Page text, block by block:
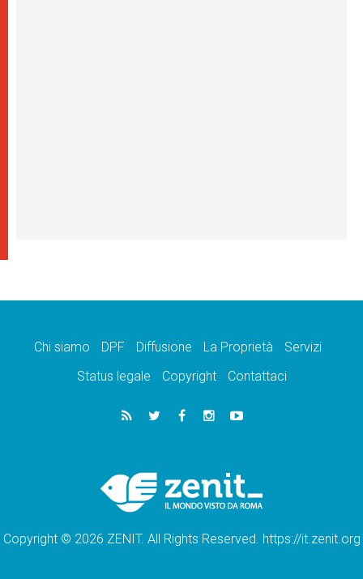
Chi siamo DPF Diffusione La Proprietà
Servizi
Status legale
Copyright Contattaci
Copyright © 2026 ZENIT. All Rights Reserved. https://it.zenit.org